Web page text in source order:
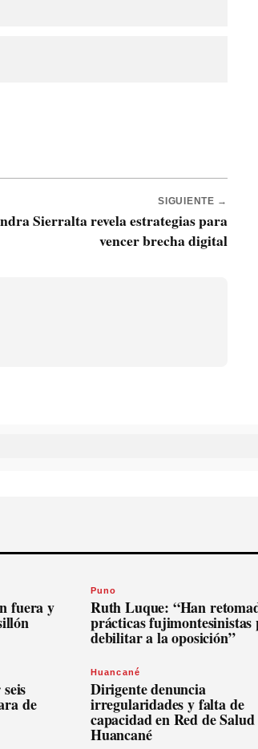
SIGUIENTE →
Sierralta revela estrategias para
vencer brecha digital
fuera y
Puno
Ruth Luque: “Han
prácticas fujimontesinistas
debilitar a la oposición”
de
Huancané
Dirigente denuncia
irregularidades y falta de
capacidad en Red de Salud
Huancané